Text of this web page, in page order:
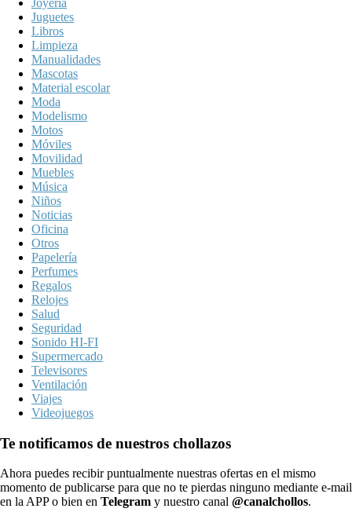
Juguetes
Libros
Limpieza
Manualidades
Mascotas
Material escolar
Moda
Modelismo
Motos
Móviles
Movilidad
Muebles
Música
Niños
Noticias
Oficina
Otros
Papelería
Perfumes
Regalos
Relojes
Salud
Seguridad
Sonido HI-FI
Supermercado
Televisores
Ventilación
Viajes
Videojuegos
Te notificamos de nuestros chollazos
Ahora puedes recibir puntualmente nuestras ofertas en el mismo
momento de publicarse para que no te pierdas ninguno mediante e-mail
en la APP o bien en Telegram y nuestro canal @canalchollos.